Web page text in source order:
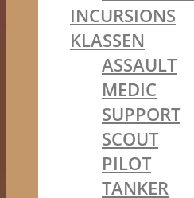
INCURSIONS
KLASSEN
ASSAULT
MEDIC
SUPPORT
SCOUT
PILOT
TANKER